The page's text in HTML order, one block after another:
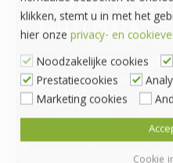
UW KUNT OOK
PALLET PLAZA
*Afhalen alleen
webshop
klikken, stemt u in met het
hier onze privacy- en
Noodzakelijke cookies
Prestatiecookies
Marketing cookies